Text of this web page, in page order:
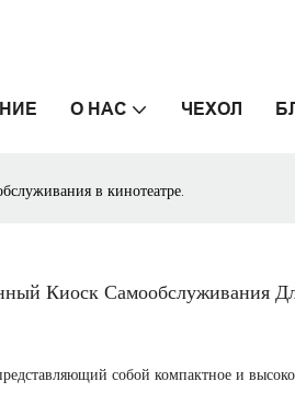
О НАС ЧЕХОЛ
в кинотеатре.
Киоск Самообслуживания
собой компактное и